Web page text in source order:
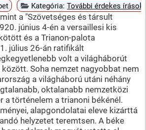
Kategória:További érdekes írások
a "Szövetséges és társult
június 4-én a versaillesi kis
és a Trianon-palota
július 26-án ratifikált
volt a világháborút
Soha nemzet nagyobbat nem
a világháború utáni néhány
oktalanabb nemzetközi
a történelem a trianoni békénél.
alapgondolatai eleve kizárttá
helyzetet teremtsen. A béke